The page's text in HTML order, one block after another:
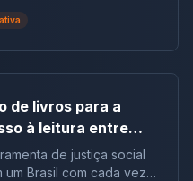
de livros para a
à leitura entre
de vulnerabilidade
Redação
de justiça social
um Brasil com cada vez